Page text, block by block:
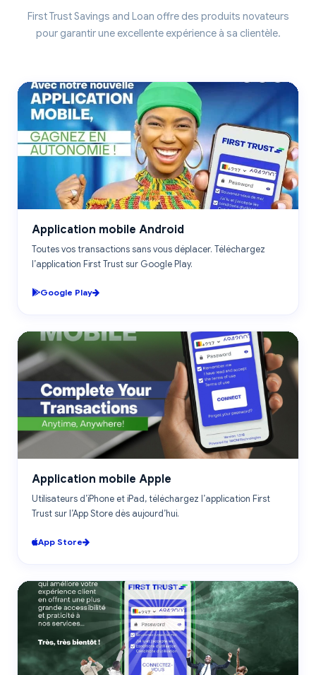
First Trust Savings and Loan offre des produits novateurs
pour garantir une excellente expérience à sa clientèle.
ANDROID
Application mobile Android
Toutes vos transactions sans vous déplacer. Téléchargez
l’application First Trust sur Google Play.
Google Play
IOS
Application mobile Apple
Utilisateurs d’iPhone et iPad, téléchargez l’application First
Trust sur l’App Store dès aujourd’hui.
App Store